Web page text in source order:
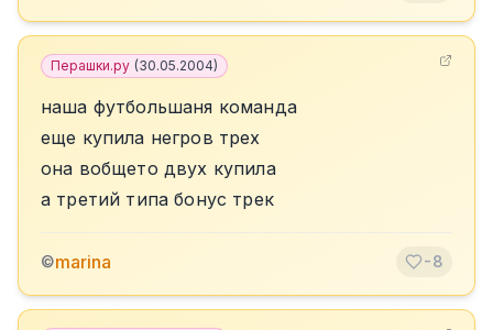
Перашки.ру (30.05.2004)
наша футбольшаня команда
еще купила негров трех
она вобщето двух купила
а третий типа бонус трек
©marina -8